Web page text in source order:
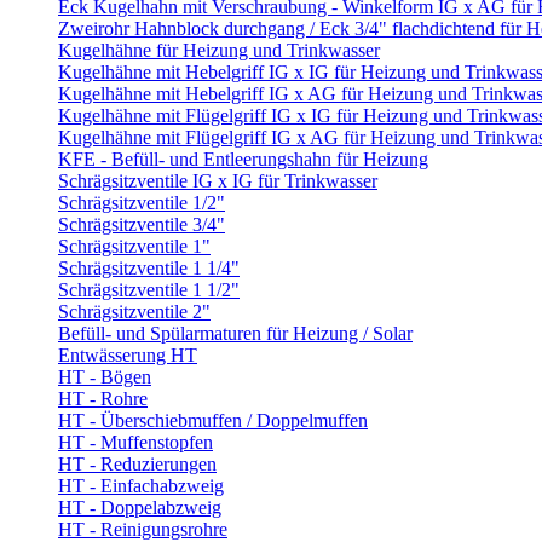
Eck Kugelhahn mit Verschraubung - Winkelform IG x AG für
Zweirohr Hahnblock durchgang / Eck 3/4" flachdichtend für
Kugelhähne für Heizung und Trinkwasser
Kugelhähne mit Hebelgriff IG x IG für Heizung und
Kugelhähne mit Hebelgriff IG x AG für Heizung und
Kugelhähne mit Flügelgriff IG x IG für Heizung und
Kugelhähne mit Flügelgriff IG x AG für Heizung und
KFE - Befüll- und Entleerungshahn für Heizung
Schrägsitzventile IG x IG für Trinkwasser
Schrägsitzventile 1/2"
Schrägsitzventile 3/4"
Schrägsitzventile 1"
Schrägsitzventile 1 1/4"
Schrägsitzventile 1 1/2"
Schrägsitzventile 2"
Befüll- und Spülarmaturen für Heizung / Solar
Entwässerung HT
HT - Bögen
HT - Rohre
HT - Überschiebmuffen / Doppelmuffen
HT - Muffenstopfen
HT - Reduzierungen
HT - Einfachabzweig
HT - Doppelabzweig
HT - Reinigungsrohre